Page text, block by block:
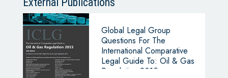
Global Legal Group
Questions For The
International Comparative
Legal Guide To: Oil & Gas
Regulation 2015